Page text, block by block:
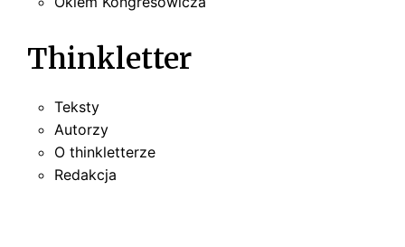
Thinkletter
Teksty
Autorzy
O thinkletterze
Redakcja